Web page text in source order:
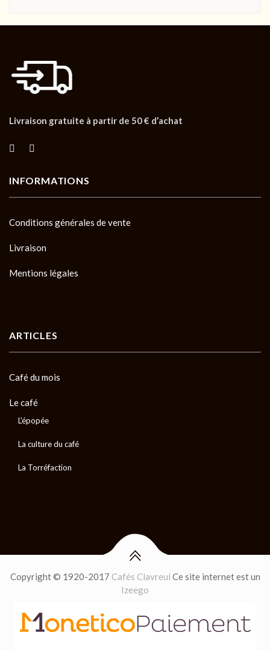
Livraison gratuite à partir de 50 € d’achat
INFORMATIONS
Conditions générales de vente
Livraison
Mentions légales
ARTICLES
Café du mois
Le café
L'épopée
La culture du café
La Torréfaction
Copyright © 1920-2017 Cafés Clavreul Ce site internet est un
Izeego